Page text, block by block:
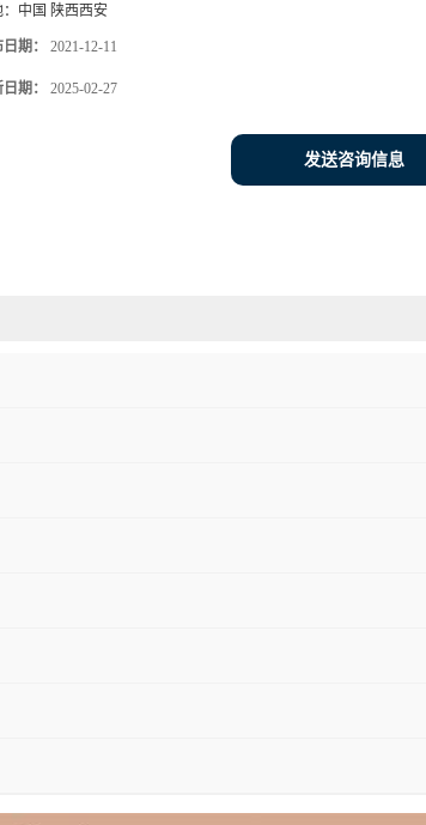
中国 陕西西安
期： 2021-12-11
期： 2025-02-27
发送咨询信息